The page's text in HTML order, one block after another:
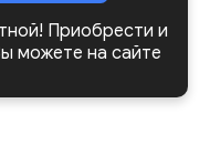
Приобрести и
можете на сайте